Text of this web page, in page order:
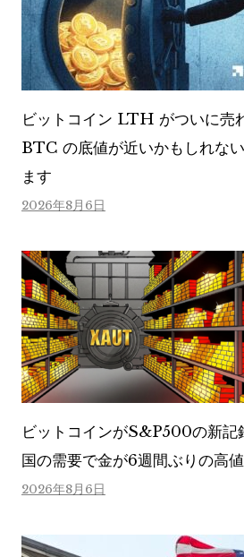
ビットコイン LTH がついに売
BTC の底値が近いかもしれな
ます
2026年8月6日
ビットコインがS&P500の新記
国の需要で金が6週間ぶりの高
2026年8月6日